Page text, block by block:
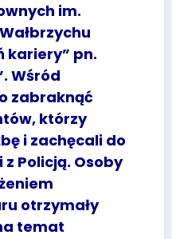
im.
kariery” pn.
Wśród
zabraknąć
którzy
i zachęcali do
Policją. Osoby
otrzymały
temat